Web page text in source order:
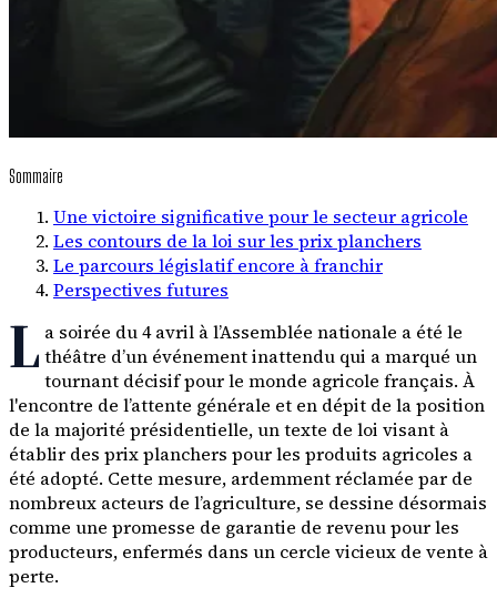
Sommaire
Une victoire significative pour le secteur agricole
Les contours de la loi sur les prix planchers
Le parcours législatif encore à franchir
Perspectives futures
L a soirée du 4 avril à l’Assemblée nationale a été le
théâtre d’un événement inattendu qui a marqué un
tournant décisif pour le monde agricole français. À
l'encontre de l’attente générale et en dépit de la position
de la majorité présidentielle, un texte de loi visant à
établir des prix planchers pour les produits agricoles a
été adopté. Cette mesure, ardemment réclamée par de
nombreux acteurs de l’agriculture, se dessine désormais
comme une promesse de garantie de revenu pour les
producteurs, enfermés dans un cercle vicieux de vente à
perte.